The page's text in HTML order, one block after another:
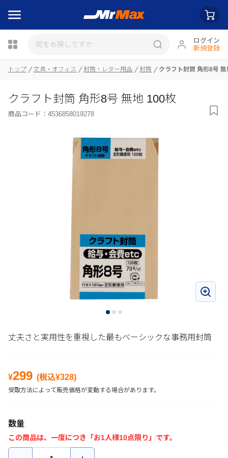
ログイン
新規登録
瓶詰
トップ 文具・オフィス 封筒・レター用品 封筒 クラフト封筒 角形8号
クラフト封筒 角形8号 無地 100枚
商品コード： 4536858019278
丈夫さと実用性を重視した最もベーシックな事務用封筒
¥299 (税込¥328)
受取方法によって販売価格が変動する場合があります。
数量
この商品は、一度につき「お1人様10点限り」です。